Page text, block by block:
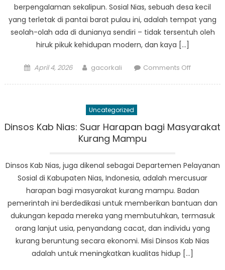
berpengalaman sekalipun. Sosial Nias, sebuah desa kecil
yang terletak di pantai barat pulau ini, adalah tempat yang
seolah-olah ada di dunianya sendiri – tidak tersentuh oleh
hiruk pikuk kehidupan modern, dan kaya […]
Posted
April 4, 2026 Author
gacorkali Comments Offon
Tak
Menuju
Rahasia
Terbaik
Indonesia
Uncategorized
Dinsos Kab Nias: Suar Harapan bagi Masyarakat
Kurang Mampu
Dinsos Kab Nias, juga dikenal sebagai Departemen Pelayanan
Sosial di Kabupaten Nias, Indonesia, adalah mercusuar
harapan bagi masyarakat kurang mampu. Badan
pemerintah ini berdedikasi untuk memberikan bantuan dan
dukungan kepada mereka yang membutuhkan, termasuk
orang lanjut usia, penyandang cacat, dan individu yang
kurang beruntung secara ekonomi. Misi Dinsos Kab Nias
adalah untuk meningkatkan kualitas hidup […]